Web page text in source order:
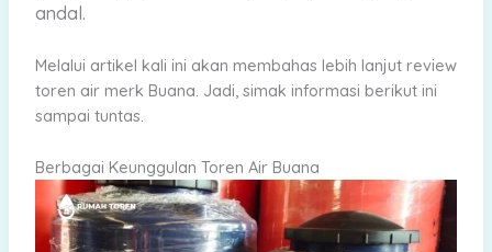
andal.
Melalui artikel kali ini akan membahas lebih lanjut review
toren air merk Buana. Jadi, simak informasi berikut ini
sampai tuntas.
Berbagai Keunggulan Toren Air Buana